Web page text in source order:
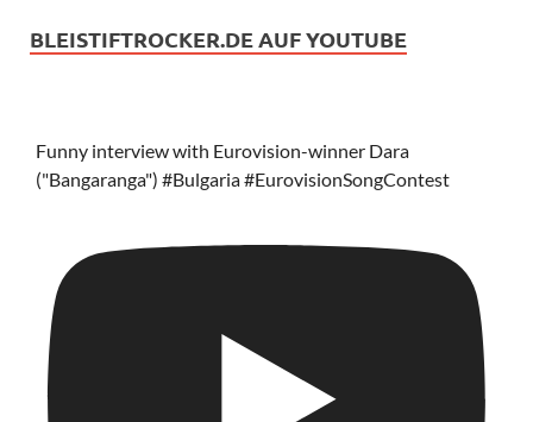
BLEISTIFTROCKER.DE AUF YOUTUBE
Funny interview with Eurovision-winner Dara
("Bangaranga") #Bulgaria #EurovisionSongContest